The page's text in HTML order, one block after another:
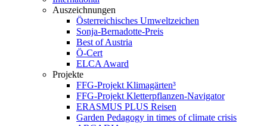
Auszeichnungen
Österreichisches Umweltzeichen
Sonja-Bernadotte-Preis
Best of Austria
Ö-Cert
ELCA Award
Projekte
FFG-Projekt Klimagärten³
FFG-Projekt Kletterpflanzen-Navigator
ERASMUS PLUS Reisen
Garden Pedagogy in times of climate crisis